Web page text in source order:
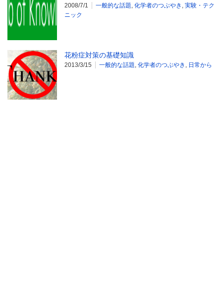
2008/7/1 一般的な話題 化学者のつぶやき 実験・テク
ニック
花粉症対策の基礎知識
2013/3/15 一般的な話題 化学者のつぶやき 日常から